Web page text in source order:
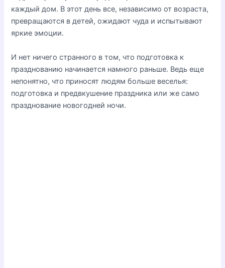
каждый дом. В этот день все, независимо от возраста,
превращаются в детей, ожидают чуда и испытывают
яркие эмоции.
И нет ничего странного в том, что подготовка к
празднованию начинается намного раньше. Ведь еще
непонятно, что приносят людям больше веселья:
подготовка и предвкушение праздника или же само
празднование новогодней ночи.